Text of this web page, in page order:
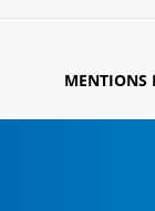
MENTIONS